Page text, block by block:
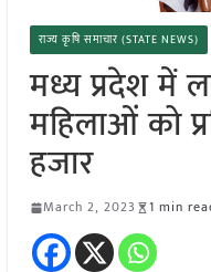
राज्य कृषि समाचार (STATE NEWS)
मध्य प्रदेश में
महिलाओं को
हजार
March 2, 2023 1 min